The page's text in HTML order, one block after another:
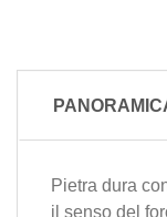
Pietra dura
il senso del